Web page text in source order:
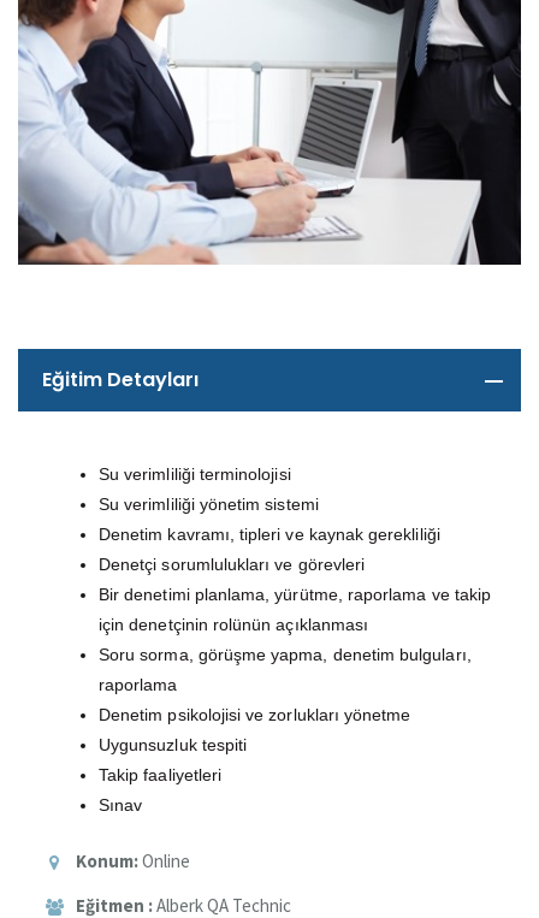
Eğitim Detayları
Su verimliliği terminolojisi
Su verimliliği yönetim sistemi
Denetim kavramı, tipleri ve kaynak gerekliliği
Denetçi sorumlulukları ve görevleri
Bir denetimi planlama, yürütme, raporlama ve takip
için denetçinin rolünün açıklanması
Soru sorma, görüşme yapma, denetim bulguları,
raporlama
Denetim psikolojisi ve zorlukları yönetme
Uygunsuzluk tespiti
Takip faaliyetleri
Sınav
Konum:Online
Eğitmen :Alberk QA Technic